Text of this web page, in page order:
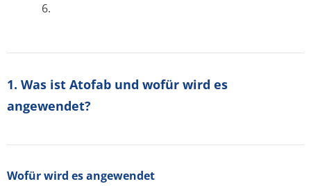
6.
1. Was ist Atofab und wofür wird es
angewendet?
Wofür wird es angewendet